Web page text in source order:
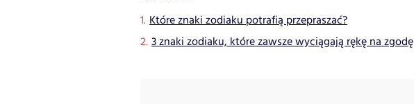
Które znaki zodiaku potrafią przepraszać?
3 znaki zodiaku, które zawsze wyciągają rękę na zgodę